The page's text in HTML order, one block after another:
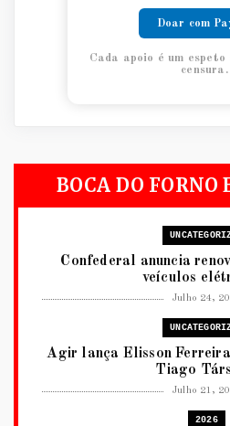
Doar com
Cada apoio é um
censura.
BOCA DO FORNO
Confederal anuncia
veículos
Julho 24,
Agir lança Elisson Ferreira
Tiago
Julho 21,
2026